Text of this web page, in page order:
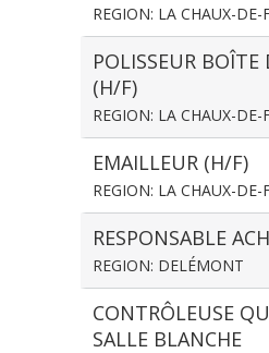
REGION: LA CHAUX-DE-
POLISSEUR
(H/F)
REGION: LA CHAUX-DE-
EMAILLEUR (H/F)
REGION: LA CHAUX-DE-
RESPONSABLE
REGION: DELÉMONT
CONTRÔLEUSE
SALLE BLANCHE